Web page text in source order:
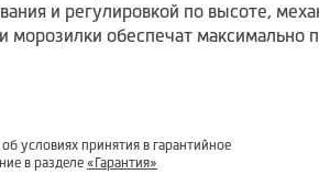
и регулировкой по высоте,
морозилки обеспечат максимально
условиях принятия в гарантийное
в разделе «Гарантия»